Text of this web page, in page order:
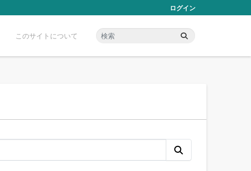
ログイン
このサイトについて